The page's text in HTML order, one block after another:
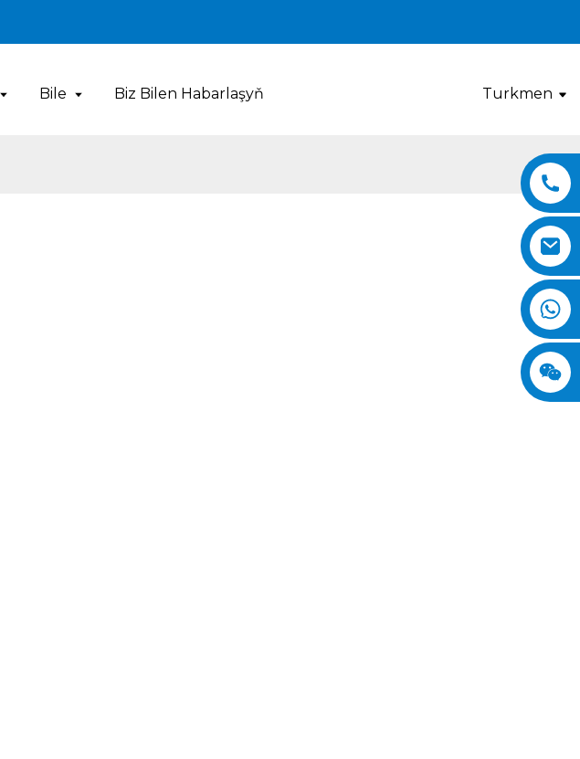
Bile Biz Bilen Habarlaşyň Turkmen